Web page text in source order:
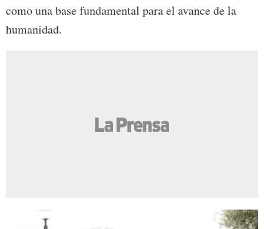
como una base fundamental para el avance de la
humanidad.